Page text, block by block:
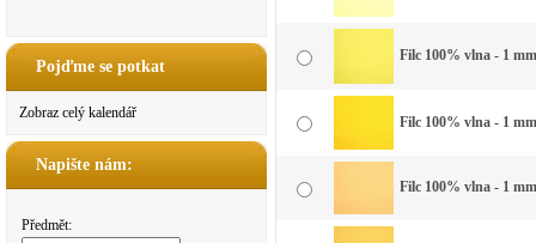
Pojďme se potkat
Zobraz celý kalendář
Napište nám:
Předmět:
Filc 100% vlna - 1
Filc 100% vlna - 1
Filc 100% vlna - 1